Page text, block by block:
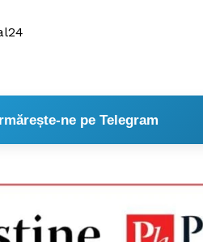
ne pe Telegram